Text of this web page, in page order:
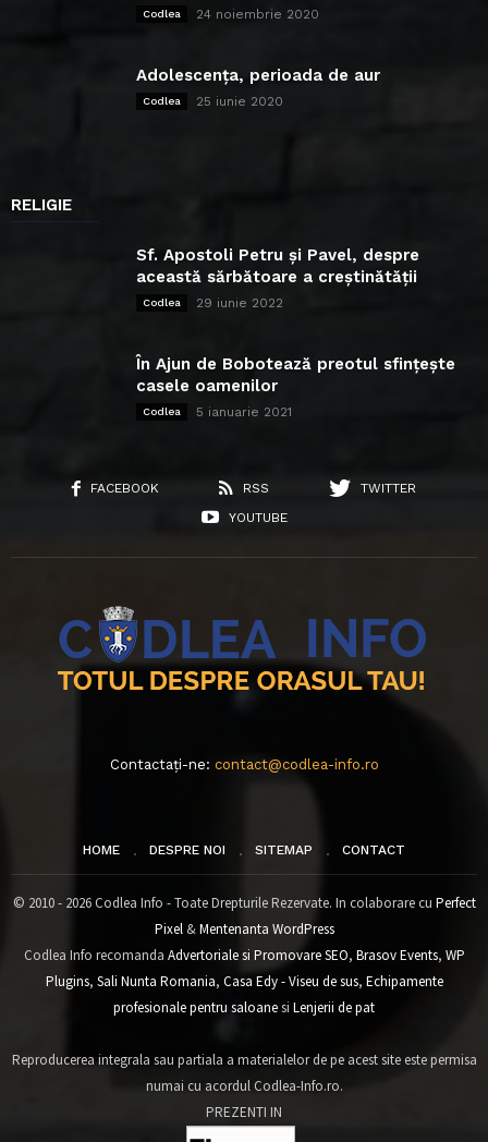
Codlea 24 noiembrie 2020
Adolescența, perioada de aur
Codlea 25 iunie 2020
RELIGIE
Sf. Apostoli Petru și Pavel, despre
această sărbătoare a creștinătății
Codlea 29 iunie 2022
În Ajun de Bobotează preotul sfințește
casele oamenilor
Codlea 5 ianuarie 2021
FACEBOOK RSS
TWITTER
YOUTUBE
Contactați-ne: contact@codlea-info.ro
HOME DESPRE NOI SITEMAP CONTACT
© 2010 - 2026 Codlea Info - Toate Drepturile Rezervate. In colaborare cu Perfect
Pixel&Mentenanta WordPress
Codlea Info recomanda Advertoriale si Promovare SEO, Brasov Events, WP
Plugins, Sali Nunta Romania, Casa Edy - Viseu de sus, Echipamente
profesionale pentru saloanesi Lenjerii de pat
Reproducerea integrala sau partiala a materialelor de pe acest site este permisa
numai cu acordul Codlea-Info.ro.
PREZENTI IN